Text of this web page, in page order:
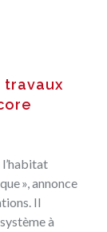
travaux
», annonce
Il
à